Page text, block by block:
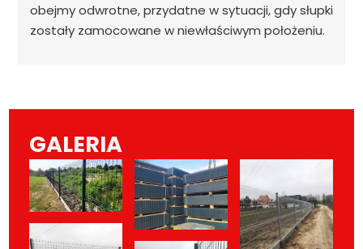
obejmy odwrotne, przydatne w sytuacji, gdy słupki
zostały zamocowane w niewłaściwym położeniu.
GALERIA